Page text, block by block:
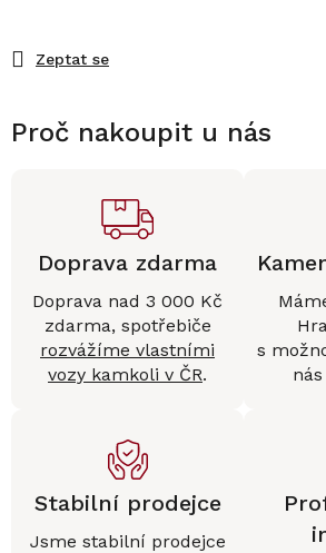
Zeptat se
Proč nakoupit u nás
Doprava zdarma
Doprava nad 3 000 Kč
zdarma, spotřebiče
rozvážíme vlastními
vozy kamkoli v ČR.
s
Stabilní prodejce
Jsme stabilní prodejce